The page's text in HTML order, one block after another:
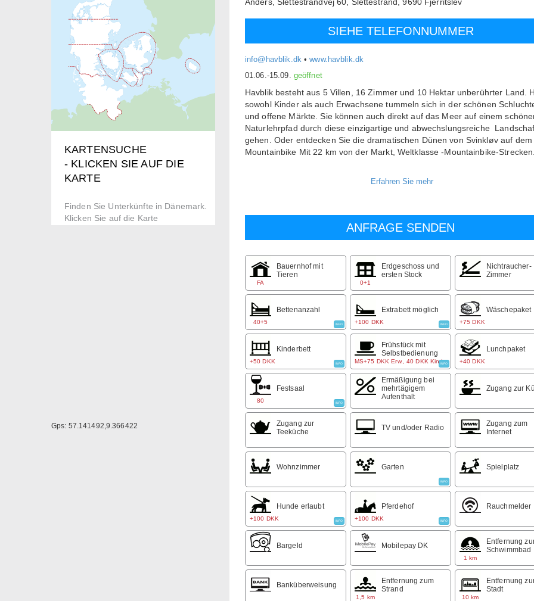
KARTENSUCHE
- KLICKEN SIE AUF DIE
KARTE
Finden Sie Unterkünfte in Dänemark.
Klicken Sie auf die Karte
Gps: 57.141492,9.366422
SIEHE TELEFONNUMMER
info@havblik.dk •www.havblik.dk
01.06.-15.09. geöffnet
Havblik besteht aus 5 Villen, 16 Zimmer und 10 Hektar unberührter Land.
sowohl Kinder als auch Erwachsene tummeln sich in der schönen
und offene Märkte. Sie können auch direkt auf das Meer auf einem
Naturlehrpfad durch diese einzigartige und abwechslungsreiche
gehen. Oder entdecken Sie die dramatischen Dünen von Svinkløv auf dem
Mountainbike Mit 22 km von der Markt, Weltklasse -Mountainbike-Strecken.
vom Buffet. Natur Pflege der geschützten Flächen wird durch eine
in der Lage sein, bis zu 80 Gäste einzuladen, und wir können eine
FA
Bauernhof mit
Tieren
0+1
Erdgeschoss und
ersten Stock
Nichtraucher-
Zimmer
40+5
Bettenanzahl
INFO +100 DKK
Extrabett möglich
INFO +75 DKK
Wäschepaket
+50 DKK
Kinderbett
INFO MS+75 DKK Erw., 40 DKK Kind
Frühstück mit
Selbstbedienung
INFO +40 DKK
Lunchpaket
80
Festsaal
INFO
Ermäßigung bei
mehrtägigem
Aufenthalt
Zugang zur
Zugang zur
Teeküche
TV und/oder Radio
Zugang zum
Internet
Wohnzimmer Garten
INFO
Spielplatz
+100 DKK
Hunde erlaubt
INFO +100 DKK
Pferdehof
INFO
Rauchmelder
Bargeld Mobilepay DK
1 km
Entfernung
Schwimmbad
Banküberweisung
1,5 km
Entfernung zum
Strand
10 km
Entfernung
Stadt